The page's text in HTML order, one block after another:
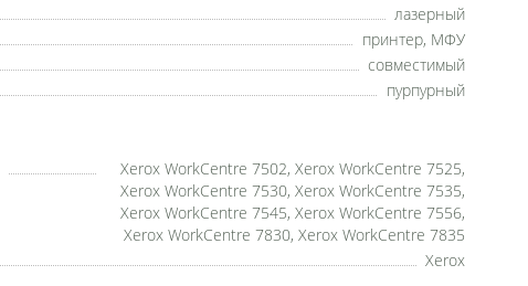
лазерный
принтер, МФУ
совместимый
пурпурный
Xerox WorkCentre 7502, Xerox WorkCentre 7525,
Xerox WorkCentre 7530, Xerox WorkCentre 7535,
Xerox WorkCentre 7545, Xerox WorkCentre 7556,
Xerox WorkCentre 7830, Xerox WorkCentre 7835
Xerox